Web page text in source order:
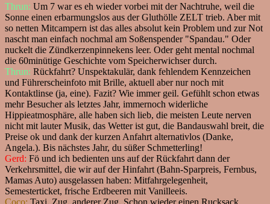
Thrun: Um 7 war es eh wieder vorbei mit der Nachtruhe, weil die
Sonne einen erbarmungslos aus der Gluthölle ZELT trieb. Aber mit
so netten Mitcampern ist das alles absolut kein Problem und zur Not
nascht man einfach nochmal am Soßenspender "Spandau." Oder
nuckelt die Zündkerzenpinnekens leer. Oder geht mental nochmal
die 60minütige Geschichte vom Speicherwichser durch.
Thrun: Rückfahrt? Unspektakulär, dank fehlendem Kennzeichen
und Führerscheinfoto mit Brille, aktuell aber nur noch mit
Kontaktlinse (ja, eine). Fazit? Wie immer geil. Gefühlt schon etwas
mehr Besucher als letztes Jahr, immernoch widerliche
Hippieatmosphäre, alle haben sich lieb, die meisten Leute nerven
nicht mit lauter Musik, das Wetter ist gut, die Bandauswahl breit, die
Preise ok und dank der kurzen Anfahrt alternativlos (Danke,
Angela.). Bis nächstes Jahr, du süßer Schmetterling!
Gerd: Fö und ich bedienten uns auf der Rückfahrt dann der
Verkehrsmittel, die wir auf der Hinfahrt (Bahn-Sparpreis, Fernbus,
Mamas Auto) ausgelassen haben: Mitfahrgelegenheit,
Semesterticket, frische Erdbeeren mit Vanilleeis.
Coco: Taxi, Zug, anderer Zug. Schon wieder einen Rucksack